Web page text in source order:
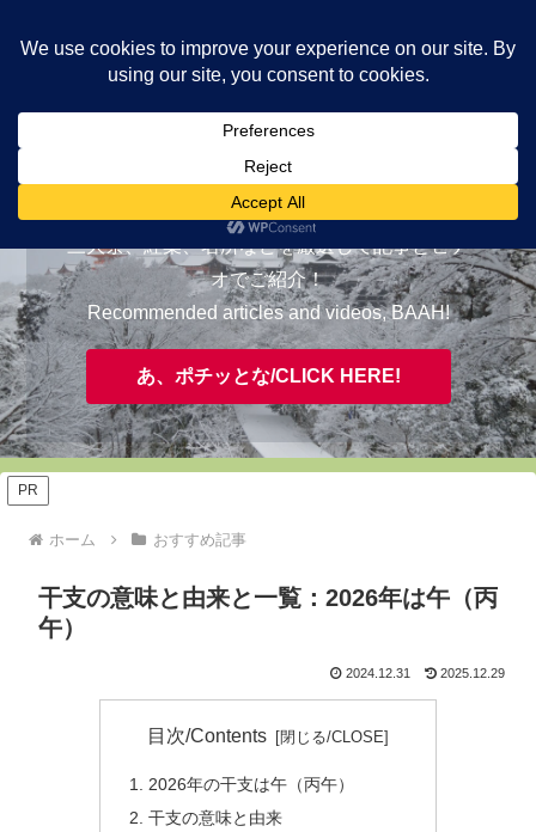
EVAAH!
おすすめ/RECOMMENDED
三大祭、紅葉、名所などを厳選して記事とビデ
オでご紹介！
Recommended articles and videos, BAAH!
あ、ポチッとな/CLICK HERE!
PR
ホーム おすすめ記事
干支の意味と由来と一覧：2026年は午（丙
午）
2024.12.31 2025.12.29
目次/Contents
2026年の干支は午（丙午）
干支の意味と由来